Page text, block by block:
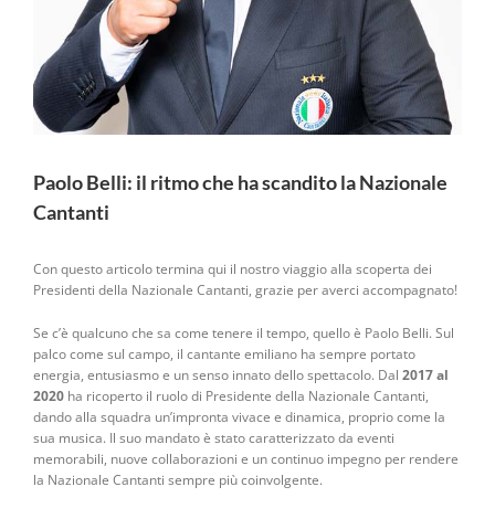
Paolo Belli: il ritmo che ha scandito la Nazionale
Cantanti
Con questo articolo termina qui il nostro viaggio alla scoperta dei
Presidenti della Nazionale Cantanti, grazie per averci accompagnato!
Se c’è qualcuno che sa come tenere il tempo, quello è Paolo Belli. Sul
palco come sul campo, il cantante emiliano ha sempre portato
energia, entusiasmo e un senso innato dello spettacolo. Dal 2017 al
2020 ha ricoperto il ruolo di Presidente della Nazionale Cantanti,
dando alla squadra un’impronta vivace e dinamica, proprio come la
sua musica. Il suo mandato è stato caratterizzato da eventi
memorabili, nuove collaborazioni e un continuo impegno per rendere
la Nazionale Cantanti sempre più coinvolgente.